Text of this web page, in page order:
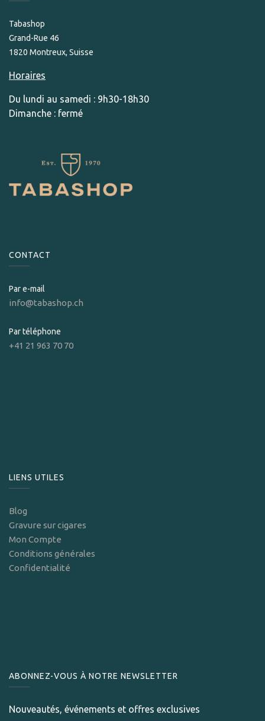
Tabashop
Grand-Rue 46
1820 Montreux, Suisse
Horaires
Du lundi au samedi : 9h30-18h30
Dimanche : fermé
CONTACT
Par e-mail
info@tabashop.ch
Par téléphone
+41 21 963 70 70
LIENS UTILES
Blog
Gravure sur cigares
Mon Compte
Conditions générales
Confidentialité
ABONNEZ-VOUS À NOTRE NEWSLETTER
Nouveautés, événements et offres exclusives